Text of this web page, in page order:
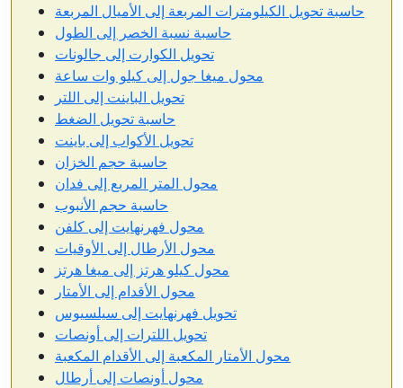
حاسبة تحويل الكيلومترات المربعة إلى الأميال المربعة
حاسبة نسبة الخصر إلى الطول
تحويل الكوارت إلى جالونات
محول ميغا جول إلى كيلو وات ساعة
تحويل الباينت إلى اللتر
حاسبة تحويل الضغط
تحويل الأكواب إلى باينت
حاسبة حجم الخزان
محول المتر المربع إلى فدان
حاسبة حجم الأنبوب
محول فهرنهايت إلى كلفن
محول الأرطال إلى الأوقيات
محول كيلو هرتز إلى ميغا هرتز
محول الأقدام إلى الأمتار
تحويل فهرنهايت إلى سيلسيوس
تحويل اللترات إلى أونصات
محول الأمتار المكعبة إلى الأقدام المكعبة
محول أونصات إلى أرطال